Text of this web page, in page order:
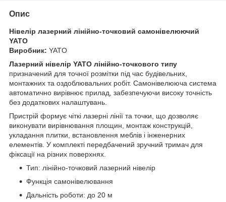
Опис
Нівелір лазерний лінійно-точковий самонівелюючий
YATO
Виробник: YATO
Лазерний нівелір YATO лінійно-точкового типу
призначений для точної розмітки під час будівельних,
монтажних та оздоблювальних робіт. Самонівелююча система
автоматично вирівнює прилад, забезпечуючи високу точність
без додаткових налаштувань.
Пристрій формує чіткі лазерні лінії та точки, що дозволяє
виконувати вирівнювання площин, монтаж конструкцій,
укладання плитки, встановлення меблів і інженерних
елементів. У комплекті передбачений зручний тримач для
фіксації на різних поверхнях.
Тип: лінійно-точковий лазерний нівелір
Функція самонівелювання
Дальність роботи: до 20 м